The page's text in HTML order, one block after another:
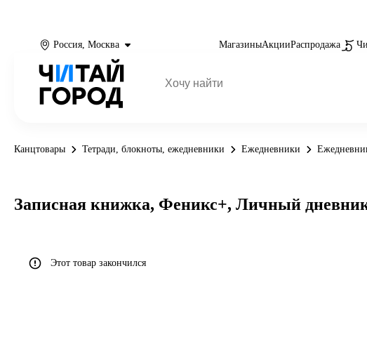
Россия, Москва МагазиныАкцииРаспродажа
Канцтовары Тетради, блокноты, ежедневники Ежедневники
Записная книжка, Феникс+, Личный
Этот товар закончился